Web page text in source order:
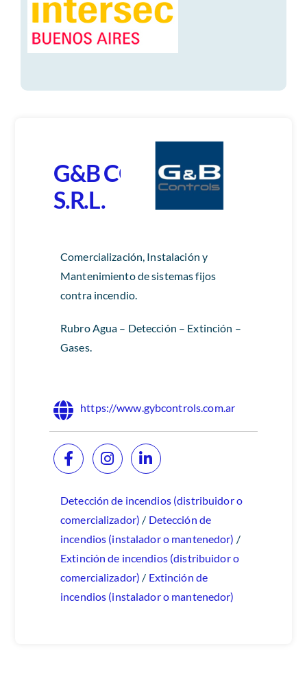
G&B CONTROLS
S.R.L.
Comercialización, Instalación y
Mantenimiento de sistemas fijos
contra incendio.
Rubro Agua – Detección – Extinción –
Gases.
https://www.gybcontrols.com.ar
Detección de incendios (distribuidor o
comercializador) / Detección de
incendios (instalador o mantenedor) /
Extinción de incendios (distribuidor o
comercializador) / Extinción de
incendios (instalador o mantenedor)